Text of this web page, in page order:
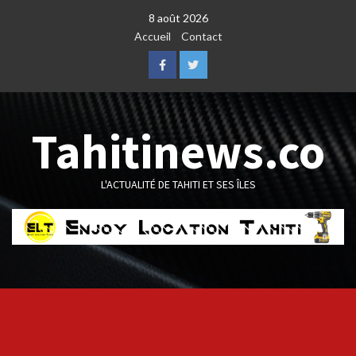
8 août 2026
Accueil
Contact
FacebookTwitter
Tahitinews.co
L'ACTUALITÉ DE TAHITI ET SES ÎLES